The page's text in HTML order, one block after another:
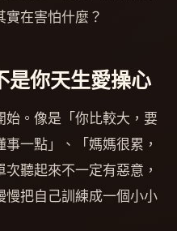
在害怕什麼？
是你天生愛操心
始。像是「你比較大，要
一點」、「媽媽很累，
聽起來不一定有惡意，
慢把自己訓練成一個小小